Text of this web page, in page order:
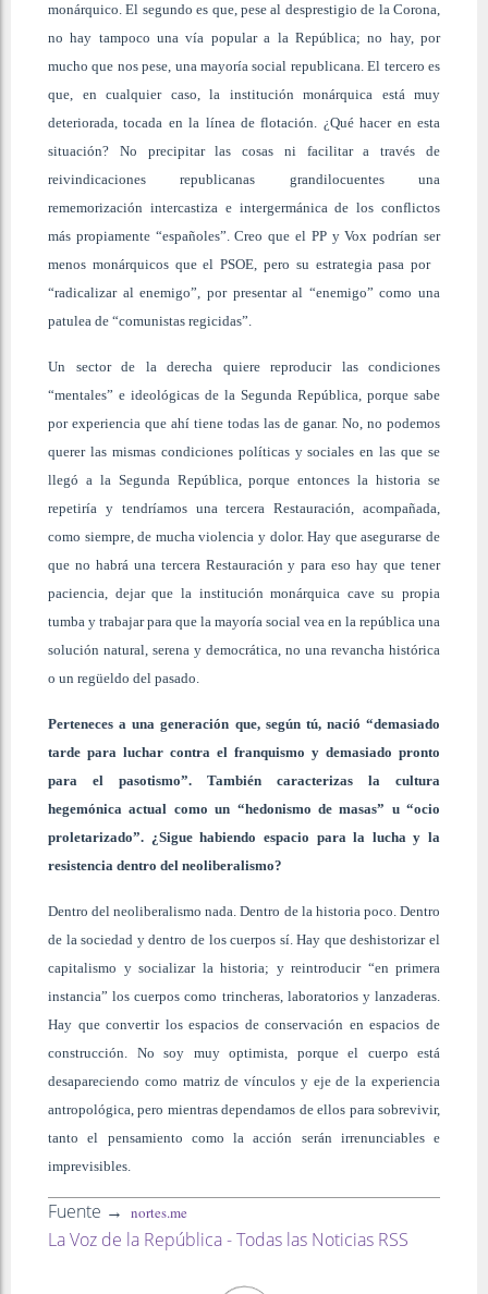
monárquico. El segundo es que, pese al desprestigio de la Corona,
no hay tampoco una vía popular a la República; no hay, por
mucho que nos pese, una mayoría social republicana. El tercero es
que, en cualquier caso, la institución monárquica está muy
deteriorada, tocada en la línea de flotación. ¿Qué hacer en esta
situación? No precipitar las cosas ni facilitar a través de
reivindicaciones republicanas grandilocuentes una
rememorización intercastiza e intergermánica de los conflictos
más propiamente “españoles”. Creo que el PP y Vox podrían ser
menos monárquicos que el PSOE, pero su estrategia pasa por
“radicalizar al enemigo”, por presentar al “enemigo” como una
patulea de “comunistas regicidas”.
Un sector de la derecha quiere reproducir las condiciones
“mentales” e ideológicas de la Segunda República, porque sabe
por experiencia que ahí tiene todas las de ganar. No, no podemos
querer las mismas condiciones políticas y sociales en las que se
llegó a la Segunda República, porque entonces la historia se
repetiría y tendríamos una tercera Restauración, acompañada,
como siempre, de mucha violencia y dolor. Hay que asegurarse de
que no habrá una tercera Restauración y para eso hay que tener
paciencia, dejar que la institución monárquica cave su propia
tumba y trabajar para que la mayoría social vea en la república una
solución natural, serena y democrática, no una revancha histórica
o un regüeldo del pasado.
Perteneces a una generación que, según tú, nació “demasiado
tarde para luchar contra el franquismo y demasiado pronto
para el pasotismo”. También caracterizas la cultura
hegemónica actual como un “hedonismo de masas” u “ocio
proletarizado”. ¿Sigue habiendo espacio para la lucha y la
resistencia dentro del neoliberalismo?
Dentro del neoliberalismo nada. Dentro de la historia poco. Dentro
de la sociedad y dentro de los cuerpos sí. Hay que deshistorizar el
capitalismo y socializar la historia; y reintroducir “en primera
instancia” los cuerpos como trincheras, laboratorios y lanzaderas.
Hay que convertir los espacios de conservación en espacios de
construcción. No soy muy optimista, porque el cuerpo está
desapareciendo como matriz de vínculos y eje de la experiencia
antropológica, pero mientras dependamos de ellos para sobrevivir,
tanto el pensamiento como la acción serán irrenunciables e
imprevisibles.
Fuente → nortes.me
La Voz de la República - Todas las Noticias RSS